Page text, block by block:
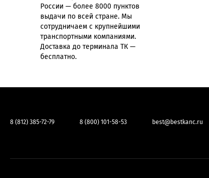
России — более 8000 пунктов
выдачи по всей стране. Мы
сотрудничаем с крупнейшими
транспортными компаниями.
Доставка до терминала ТК —
бесплатно.
8 (812) 385-72-79 8 (800) 101-58-53 best@bestkanc.ru